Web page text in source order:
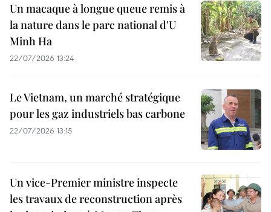
Un macaque à longue queue remis à
la nature dans le parc national d'U
Minh Ha
22/07/2026 13:24
Le Vietnam, un marché stratégique
pour les gaz industriels bas carbone
22/07/2026 13:15
Un vice-Premier ministre inspecte
les travaux de reconstruction après